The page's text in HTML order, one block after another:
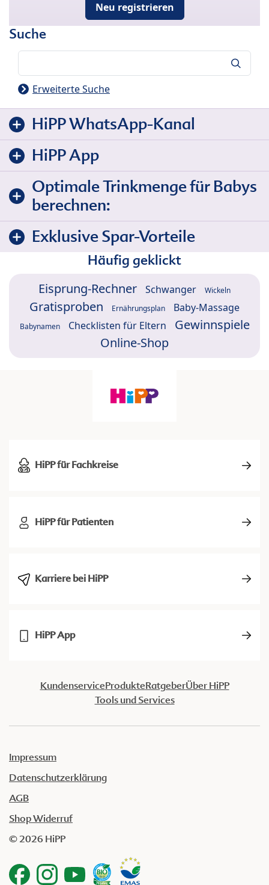
Neu registrieren
Suche
Erweiterte Suche
HiPP WhatsApp-Kanal
HiPP App
Optimale Trinkmenge für Babys
berechnen:
Exklusive Spar-Vorteile
Häufig geklickt
Eisprung-Rechner Schwanger Wickeln
Gratisproben Ernährungsplan Baby-Massage
Babynamen Checklisten für Eltern
Gewinnspiele
Online-Shop
HiPP für Fachkreise
HiPP für Patienten
Karriere bei HiPP
HiPP App
KundenserviceProdukteRatgeberÜber HiPP
Tools und Services
Impressum
Datenschutzerklärung
AGB
Shop Widerruf
© 2026 HiPP